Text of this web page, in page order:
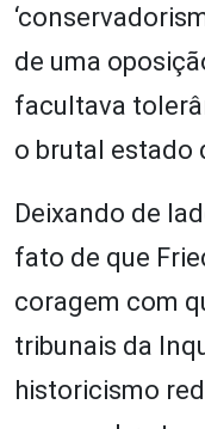
de uma
facultava
o brutal estado
Deixando de
fato de que
coragem com
tribunais da
historicismo